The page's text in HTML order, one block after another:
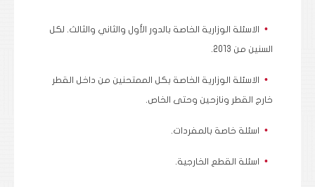
الاسئلة الوزارية الخاصة بالدور الأول والثاني والثالث. لكل
السنين من 2013.
الاسئلة الوزارية الخاصة بكل الممتحنين من داخل القطر
خارج القطر ونازحين وحتى الخاص.
اسئلة خاصة بالمفردات.
اسئلة القطع الخارجية.